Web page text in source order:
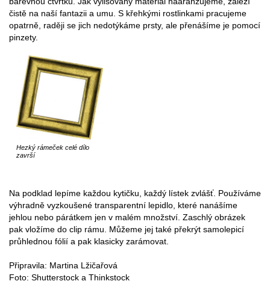
čistě na naší fantazii a umu. S křehkými rostlinkami pracujeme
opatrně, raději se jich nedotýkáme prsty, ale přenášíme je pomocí
pinzety.
Hezký rámeček celé dílo
završí
Na podklad lepíme každou kytičku, každý lístek zvlášť. Používáme
výhradně vyzkoušené transparentní lepidlo, které nanášíme
jehlou nebo párátkem jen v malém množství. Zaschlý obrázek
pak vložíme do clip rámu. Můžeme jej také překrýt samolepicí
průhlednou fólií a pak klasicky zarámovat.
Připravila: Martina Lžičařová
Foto: Shutterstock a Thinkstock